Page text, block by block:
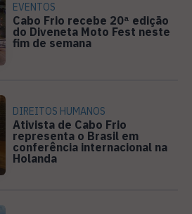
EVENTOS
Cabo Frio recebe 20ª edição
do Diveneta Moto Fest neste
fim de semana
DIREITOS HUMANOS
Ativista de Cabo Frio
representa o Brasil em
conferência internacional na
Holanda